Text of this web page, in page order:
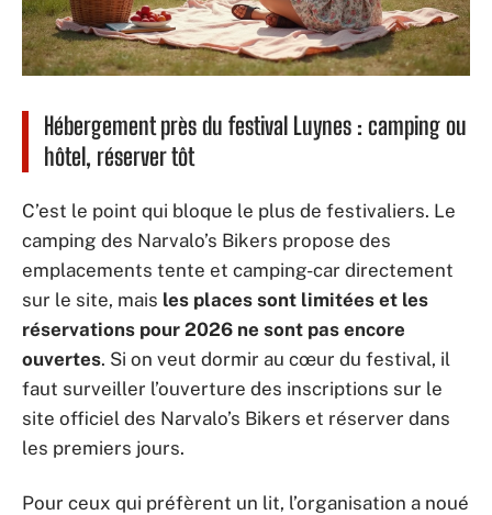
Hébergement près du festival Luynes : camping ou
hôtel, réserver tôt
C’est le point qui bloque le plus de festivaliers. Le
camping des Narvalo’s Bikers propose des
emplacements tente et camping-car directement
sur le site, mais les places sont limitées et les
réservations pour 2026 ne sont pas encore
ouvertes. Si on veut dormir au cœur du festival, il
faut surveiller l’ouverture des inscriptions sur le
site officiel des Narvalo’s Bikers et réserver dans
les premiers jours.
Pour ceux qui préfèrent un lit, l’organisation a noué